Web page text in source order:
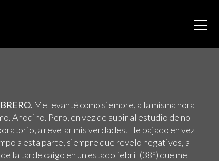
Me levanté como siempre, a la misma hora
Anodino. Pero, en vez de subir al estudio de no
a revelar mis verdades. He bajado en vez
a esta parte, siempre que revelo negativos, al
la tarde caigo en un estado febril (38º) que me